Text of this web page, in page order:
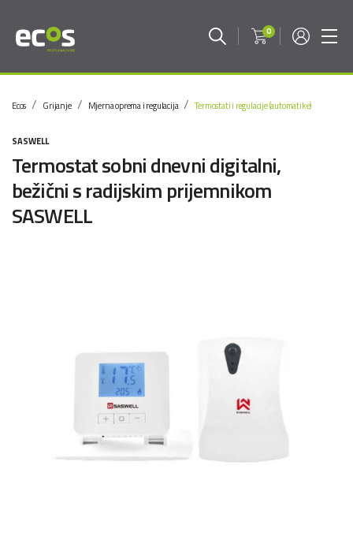
0
Ecos Grijanje Mjerna oprema i regulacija Termostati i regulacije (automatike)
SASWELL
Termostat sobni dnevni digitalni,
bežični s radijskim prijemnikom
SASWELL